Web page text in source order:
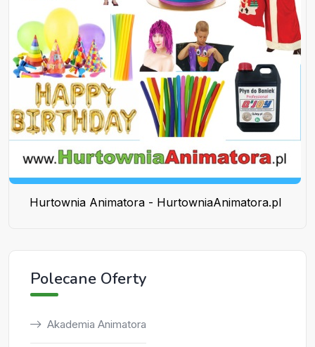
Hurtownia Animatora - HurtowniaAnimatora.pl
Polecane Oferty
Akademia Animatora